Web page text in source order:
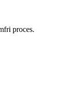
proces.